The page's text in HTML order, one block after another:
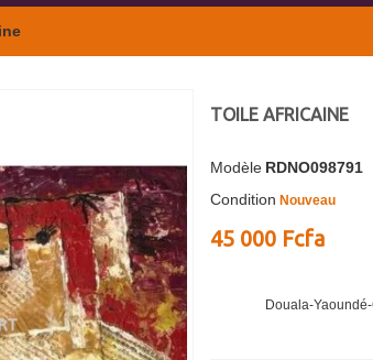
TOILE AFRICAINE
Modèle RDNO098791
Condition Nouveau
45 000 Fcfa
Douala-